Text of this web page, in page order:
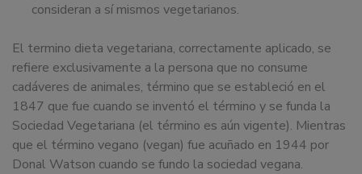
consideran a sí mismos vegetarianos.
El termino dieta vegetariana, correctamente aplicado, se
refiere exclusivamente a la persona que no consume
cadáveres de animales, término que se estableció en el
1847 que fue cuando se inventó el término y se funda la
Sociedad Vegetariana (el término es aún vigente). Mientras
que el término vegano (vegan) fue acuñado en 1944 por
Donal Watson cuando se fundo la sociedad vegana.